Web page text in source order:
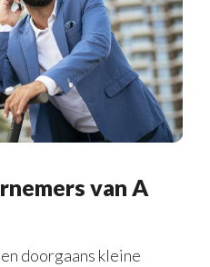
van A
doorgaans kleine